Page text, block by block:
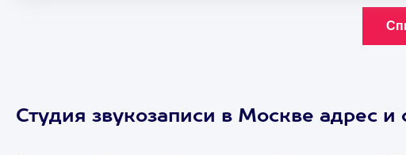
Студия звукозаписи в Москве адрес и